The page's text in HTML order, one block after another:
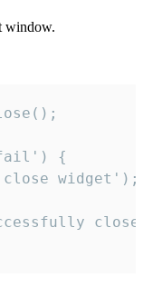
window.
{
widget');